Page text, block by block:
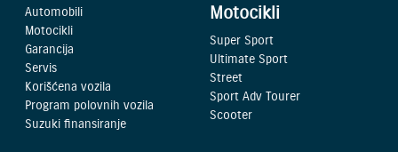
Automobili
Motocikli
Garancija
Servis
Korišćena vozila
Program polovnih vozila
Suzuki finansiranje
Motocikli
Super Sport
Ultimate Sport
Street
Sport Adv Tourer
Scooter